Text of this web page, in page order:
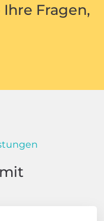
Fragen,